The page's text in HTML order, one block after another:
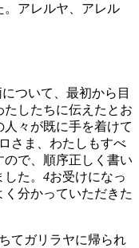
。アレルヤ、アレル
ついて、最初から目
したちに伝えたとお
々が既に手を着けて
さま、わたしもすべ
で、順序正しく書い
た。 4お受けになっ
分かっていただきた
てガリラヤに帰られ